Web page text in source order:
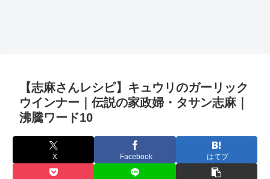
【志麻さんレシピ】キュウリのガーリック
ウインナー｜伝説の家政婦・タサン志麻｜
沸騰ワード10
X Facebook はてブ